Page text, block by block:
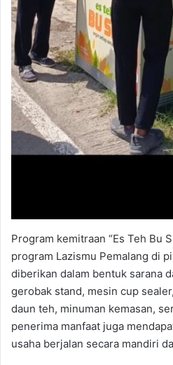
Program kemitraan “Es Teh Bu
program Lazismu Pemalang di
diberikan dalam bentuk sarana
gerobak stand, mesin cup
daun teh, minuman kemasan,
penerima manfaat juga
usaha berjalan secara mandiri